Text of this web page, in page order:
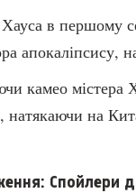
Хауса в першому
камео
на
Спойлери